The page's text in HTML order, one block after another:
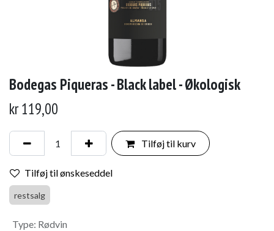
Bodegas Piqueras - Black label - Økologisk
kr119,00
Tilføj til kurv
Tilføj til ønskeseddel
restsalg
Type: Rødvin